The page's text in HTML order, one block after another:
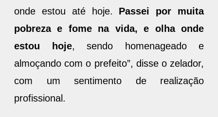
onde estou até hoje. Passei por muita
pobreza e fome na vida, e olha onde
estou hoje, sendo homenageado e
almoçando com o prefeito”, disse o zelador,
com um sentimento de realização
profissional.